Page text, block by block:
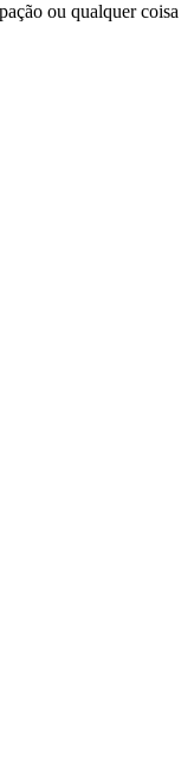
ou qualquer coisa